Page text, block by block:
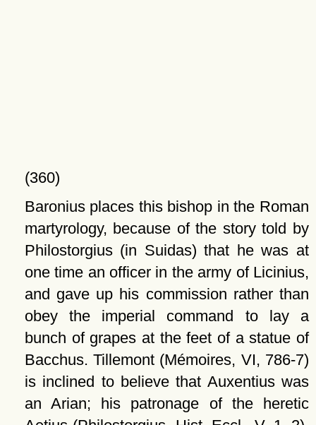
(360)
Baronius places this bishop in the Roman
martyrology, because of the story told by
Philostorgius (in Suidas) that he was at
one time an officer in the army of Licinius,
and gave up his commission rather than
obey the imperial command to lay a
bunch of grapes at the feet of a statue of
Bacchus. Tillemont (Mémoires, VI, 786-7)
is inclined to believe that Auxentius was
an Arian; his patronage of the heretic